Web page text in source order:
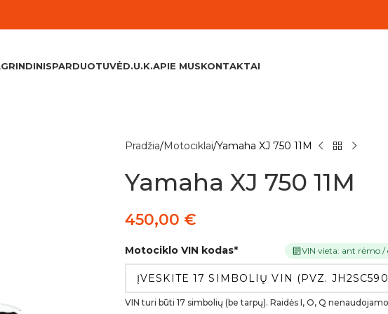
PARDUOTUVĖD.U.K.APIE MUSKONTAKTAI
Pradžia Motociklai Yamaha XJ 750 11M
Yamaha XJ 750 11M
450,00 €
Motociklo VIN kodas* VIN vieta: ant rėmo
VIN turi būti 17 simbolių (be tarpų). Raidės I, O, Q